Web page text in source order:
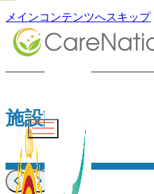
メインコンテンツへスキップ
施設詳細